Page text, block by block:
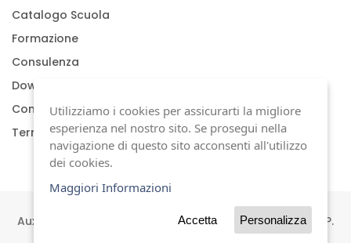
Catalogo Scuola
Formazione
Consulenza
Download documenti
Condizioni generali
Termini di garanzia
Auxilia s.a.s | Viale Carlo Sigonio, 227 | 41124 Modena | P.
Utilizziamo i cookies per assicurarti la migliore
esperienza nel nostro sito. Se prosegui nella
navigazione di questo sito acconsenti all'utilizzo
dei cookies.
Maggiori Informazioni
Accetta Personalizza